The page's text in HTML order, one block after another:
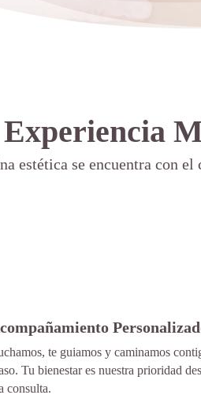
estética se encuentra con el
te guiamos y caminamos
Tu bienestar es nuestra prioridad
consulta.